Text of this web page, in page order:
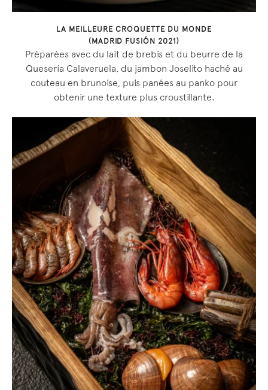
LA MEILLEURE CROQUETTE DU MONDE
(MADRID FUSIÓN 2021)
Préparées avec du lait de brebis et du beurre de la
Quesería Calaveruela, du jambon Joselito haché au
couteau en brunoise, puis panées au panko pour
obtenir une texture plus croustillante.